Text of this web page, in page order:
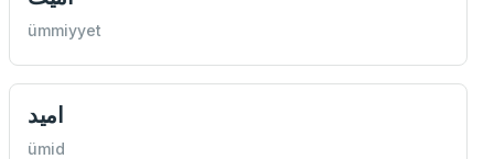
ümmiyyet
اميد
ümid